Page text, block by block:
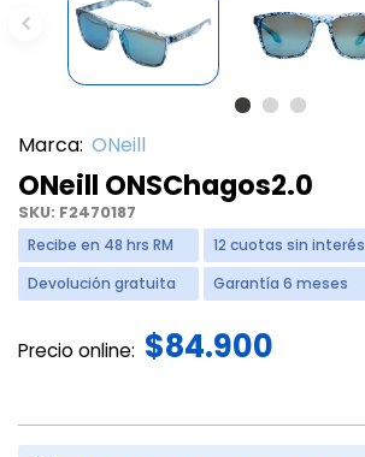
Previous
Marca: ONeill
ONeill ONSChagos2.0
SKU: F2470187
Recibe en 48 hrs RM
12 cuotas sin interés
Devolución gratuita
Garantía 6 meses
Precio online: $84.900